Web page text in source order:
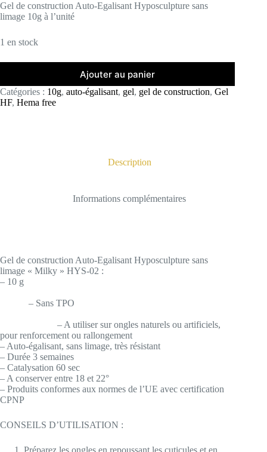
Gel de construction Auto-Egalisant Hyposculpture sans
limage 10g à l’unité
1 en stock
Ajouter au panier
Catégories : 10g, auto-égalisant, gel, gel de construction, Gel
HF, Hema free
Description
Informations complémentaires
Gel de construction Auto-Egalisant Hyposculpture sans
limage « Milky » HYS-02 :
– 10 g
– Sans TPO
– A utiliser sur ongles naturels ou artificiels,
pour renforcement ou rallongement
– Auto-égalisant, sans limage, très résistant
– Durée 3 semaines
– Catalysation 60 sec
– A conserver entre 18 et 22°
– Produits conformes aux normes de l’UE avec certification
CPNP
CONSEILS D’UTILISATION :